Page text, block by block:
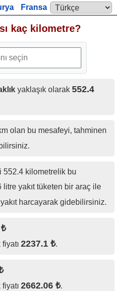
Language:
Fransa
kaç kilometre?
yaklaşık olarak 552.4
olan bu mesafeyi, tahminen
552.4 kilometrelik bu
yakıt tüketen bir araç ile
yakıt harcayarak gidebilirsiniz.
2237.1 ₺.
2662.06 ₺.